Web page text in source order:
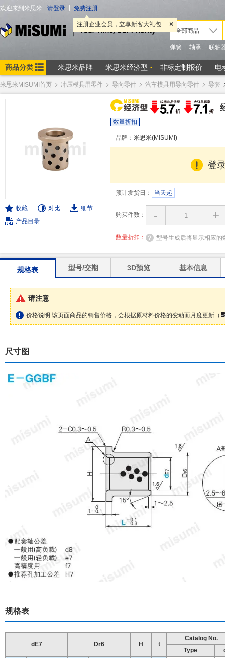
米思米MISUMI首页 冲压模具用零件 导向零件 汽车模具用导向零件 导套
收藏 对比
细节
产品目录
数量折扣
品牌： 米思米(MISUMI)
登
预计发货日： 当天起
购买件数： - +
数量折扣： 型号生成后将显示相应的
规格表 型号/交期 3D预览 基本信息
请注意
价格说明:该页面商品的销售价格，会根据原材料价格的变动而月度更新（
尺寸图
规格表
dE7 Dr6 H t
Catalog No.
Type